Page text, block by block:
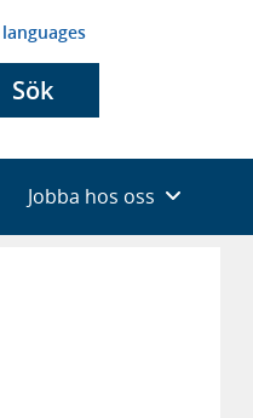
Sök
Jobba hos oss